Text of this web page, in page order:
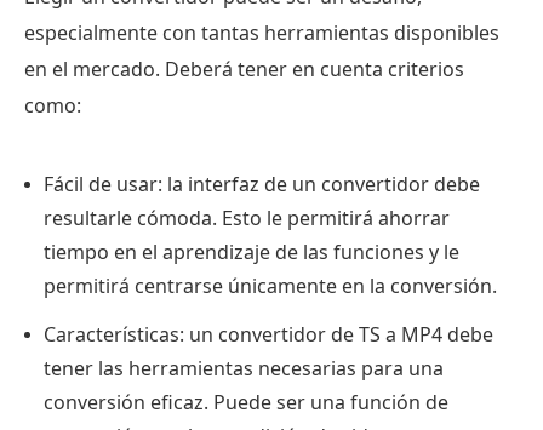
especialmente con tantas herramientas disponibles
en el mercado. Deberá tener en cuenta criterios
como:
Fácil de usar: la interfaz de un convertidor debe
resultarle cómoda. Esto le permitirá ahorrar
tiempo en el aprendizaje de las funciones y le
permitirá centrarse únicamente en la conversión.
Características: un convertidor de TS a MP4 debe
tener las herramientas necesarias para una
conversión eficaz. Puede ser una función de